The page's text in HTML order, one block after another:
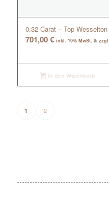
0.32 Carat – Top
701,00€ inkl. 19% MwSt. &
In den Warenkorb
1 2